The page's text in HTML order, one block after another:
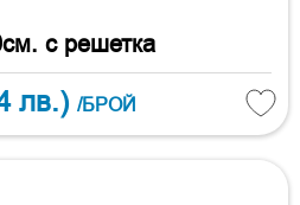
с решетка
лв.) /БРОЙ